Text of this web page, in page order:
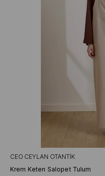
CEO CEYLAN OTANTIK
Krem Keten Salopet Tulum